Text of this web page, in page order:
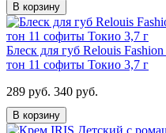
В корзину
Блеск для губ Relouis
тон 11 софиты Токио 3,7 г
289 руб. 340 руб.
В корзину